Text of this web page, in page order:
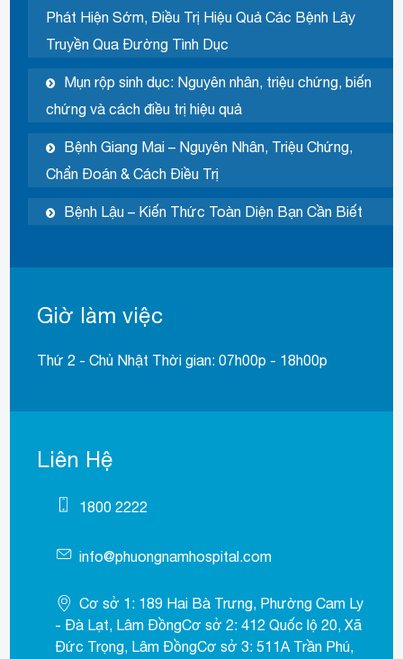
Phát Hiện Sớm, Điều Trị Hiệu Quả Các Bệnh Lây
Truyền Qua Đường Tình Dục
Mụn rộp sinh dục: Nguyên nhân, triệu chứng, biến
chứng và cách điều trị hiệu quả
Bệnh Giang Mai – Nguyên Nhân, Triệu Chứng,
Chẩn Đoán & Cách Điều Trị
Bệnh Lậu – Kiến Thức Toàn Diện Bạn Cần Biết
Giờ làm việc
Thứ 2 - Chủ Nhật Thời gian: 07h00p - 18h00p
Liên Hệ
1800 2222
info@phuongnamhospital.com
Cơ sở 1: 189 Hai Bà Trưng, Phường Cam Ly
- Đà Lạt, Lâm ĐồngCơ sở 2: 412 Quốc lộ 20, Xã
Đức Trọng, Lâm ĐồngCơ sở 3: 511A Trần Phú,